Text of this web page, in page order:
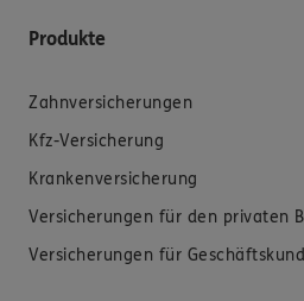
Produkte
Zahnversicherungen
Kfz-Versicherung
Krankenversicherung
Versicherungen für den privaten
Versicherungen für